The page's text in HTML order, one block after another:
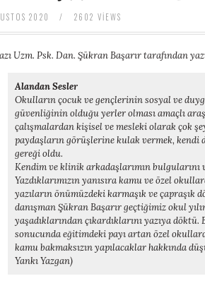
2020 / 2602 VIEWS
Uzm. Psk. Dan. Şükran Başarır tarafından
Alandan Sesler
Okulların çocuk ve gençlerinin sosyal ve
güvenliğinin olduğu yerler olması amaçlı
çalışmalardan kişisel ve mesleki olarak çok
paydaşların görüşlerine kulak vermek,
gereği oldu.
Kendim ve klinik arkadaşlarımın bulgularını
Yazdıklarımızın yanısıra kamu ve özel
yazıların önümüzdeki karmaşık ve
danışman Şükran Başarır geçtiğimiz okul
yaşadıklarından çıkardıklarını yazıya
sonucunda eğitimdeki payı artan özel
kamu bakmaksızın yapılacaklar hakkında
Yankı Yazgan)